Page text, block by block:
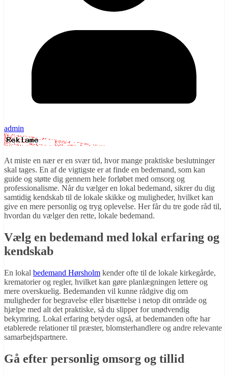
admin
At miste en nær er en svær tid, hvor mange praktiske beslutninger
skal tages. En af de vigtigste er at finde en bedemand, som kan
guide og støtte dig gennem hele forløbet med omsorg og
professionalisme. Når du vælger en lokal bedemand, sikrer du dig
samtidig kendskab til de lokale skikke og muligheder, hvilket kan
give en mere personlig og tryg oplevelse. Her får du tre gode råd til,
hvordan du vælger den rette, lokale bedemand.
Vælg en bedemand med lokal erfaring og
kendskab
En lokal bedemand Hørsholm kender ofte til de lokale kirkegårde,
krematorier og regler, hvilket kan gøre planlægningen lettere og
mere overskuelig. Bedemanden vil kunne rådgive dig om
muligheder for begravelse eller bisættelse i netop dit område og
hjælpe med alt det praktiske, så du slipper for unødvendig
bekymring. Lokal erfaring betyder også, at bedemanden ofte har
etablerede relationer til præster, blomsterhandlere og andre relevante
samarbejdspartnere.
Gå efter personlig omsorg og tillid